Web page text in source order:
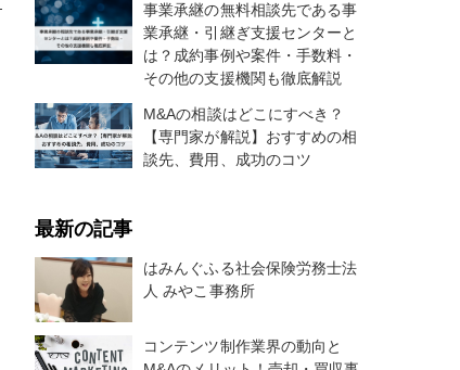
事業承継の無料相談先である事
業承継・引継ぎ支援センターと
は？成約事例や案件・手数料・
その他の支援機関も徹底解説
M&Aの相談はどこにすべき？
【専門家が解説】おすすめの相
談先、費用、成功のコツ
最新の記事
はみんぐふる社会保険労務士法
人 みやこ事務所
コンテンツ制作業界の動向と